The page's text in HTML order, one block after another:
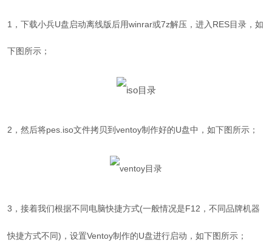
1，下载小兵U盘启动离线版后用winrar或7z解压，进入RES目录，如
下图所示；
2，然后将pes.iso文件拷贝到ventoy制作好的U盘中，如下图所示；
3，接着我们根据不同电脑快捷方式(一般情况是F12，不同品牌机器
快捷方式不同)，设置Ventoy制作的U盘进行启动，如下图所示；